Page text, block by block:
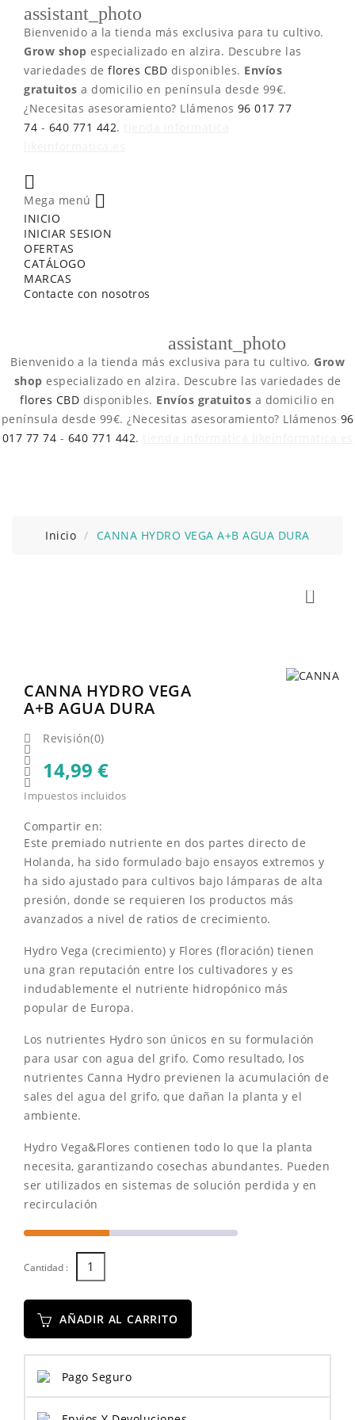
assistant_photo
Bienvenido a la tienda más exclusiva para tu cultivo.
Grow shop especializado en alzira. Descubre las
variedades de flores CBD disponibles. Envíos
gratuitos a domicilio en península desde 99€.
¿Necesitas asesoramiento? Llámenos 96 017 77
74 - 640 771 442.

Mega menú 
INICIO
INICIAR SESION
OFERTAS
CATÁLOGO
MARCAS
Contacte con nosotros
assistant_photo
Bienvenido a la tienda más exclusiva para tu cultivo. Grow
shop especializado en alzira. Descubre las variedades de
flores CBD disponibles. Envíos gratuitos a domicilio en
península desde 99€. ¿Necesitas asesoramiento? Llámenos 96
017 77 74 - 640 771 442.
Inicio CANNA HYDRO VEGA A+B AGUA DURA

CANNA HYDRO VEGA
A+B AGUA DURA





Revisión(0)
14,99 €
Impuestos incluidos
Compartir en:
Este premiado nutriente en dos partes directo de
Holanda, ha sido formulado bajo ensayos extremos y
ha sido ajustado para cultivos bajo lámparas de alta
presión, donde se requieren los productos más
avanzados a nivel de ratios de crecimiento.
Hydro Vega (crecimiento) y Flores (floración) tienen
una gran reputación entre los cultivadores y es
indudablemente el nutriente hidropónico más
popular de Europa.
Los nutrientes Hydro son únicos en su formulación
para usar con agua del grifo. Como resultado, los
nutrientes Canna Hydro previenen la acumulación de
sales del agua del grifo, que dañan la planta y el
ambiente.
Hydro Vega&Flores contienen todo lo que la planta
necesita, garantizando cosechas abundantes. Pueden
ser utilizados en sistemas de solución perdida y en
recirculación
Cantidad :
AÑADIR AL CARRITO
Pago Seguro